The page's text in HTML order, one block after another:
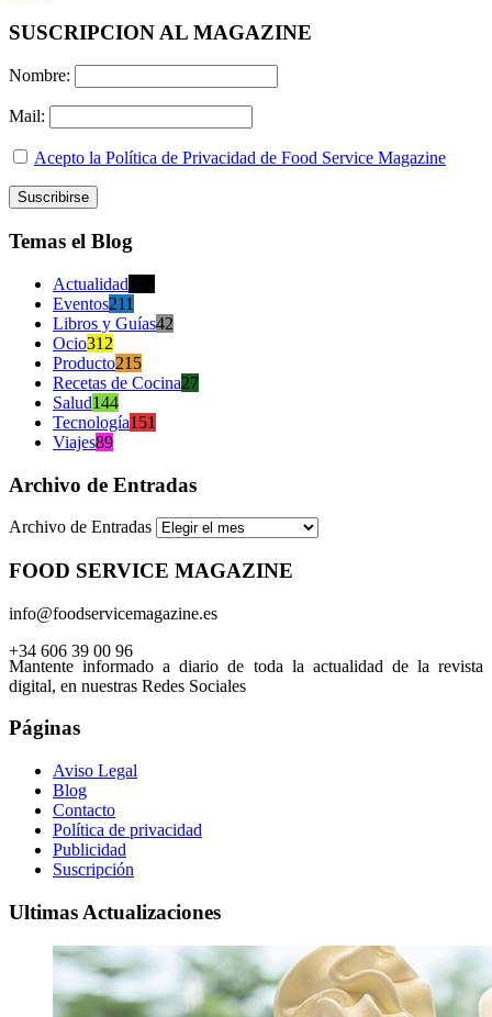
SUSCRIPCION AL MAGAZINE
Nombre:
Mail:
Acepto la Política de Privacidad de Food Service Magazine
Temas el Blog
Actualidad
Eventos211
Libros y Guías42
Ocio312
Producto215
Recetas de Cocina27
Salud144
Tecnología151
Viajes89
Archivo de Entradas
Archivo de Entradas
FOOD SERVICE MAGAZINE
info@foodservicemagazine.es
+34 606 39 00 96
Mantente informado a diario de toda la actualidad de la revista
digital, en nuestras Redes Sociales
Páginas
Aviso Legal
Blog
Contacto
Política de privacidad
Publicidad
Suscripción
Ultimas Actualizaciones